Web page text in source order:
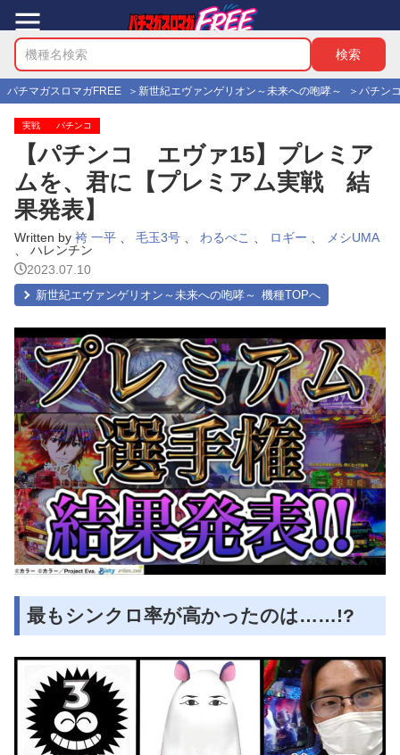
パチマガスロマガFREE 新世紀エヴァンゲリオン～未来への咆哮～ パチン
実戦 パチンコ
【パチンコ エヴァ15】プレミア
ムを、君に【プレミアム実戦 結
果発表】
Written by 袴 一平 毛玉3号 わるぺこ ロギー
メシUMA
、 ハレンチン
2023.07.10
新世紀エヴァンゲリオン～未来への咆哮～
最もシンクロ率が高かったのは……!?